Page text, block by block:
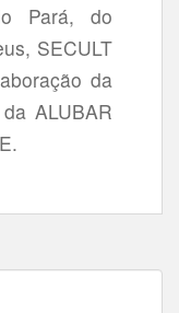
Pará, do
SECULT
da
ALUBAR